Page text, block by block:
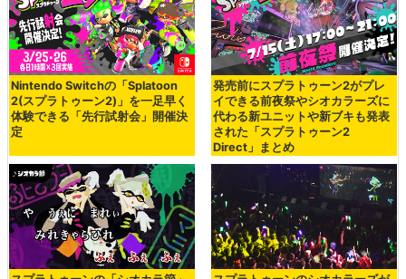
Nintendo Switchの「Splatoon
2(スプラトゥーン2)」を一足早く
体験できる「先行試射会」開催決
定
発売前にスプラトゥーン2がプレ
イできる前夜祭やシオカラーズに
代わる新ユニットや新ブキも発表
された「スプラトゥーン2
Direct」まとめ